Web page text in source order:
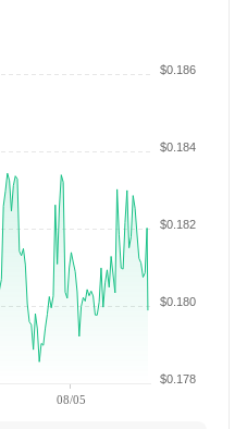
08/05
$0.178
$0.180
$0.182
$0.184
$0.186